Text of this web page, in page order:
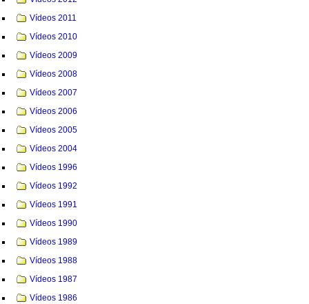
Vídeos 2011
Vídeos 2010
Vídeos 2009
Vídeos 2008
Vídeos 2007
Vídeos 2006
Vídeos 2005
Vídeos 2004
Vídeos 1996
Vídeos 1992
Vídeos 1991
Vídeos 1990
Vídeos 1989
Vídeos 1988
Vídeos 1987
Vídeos 1986